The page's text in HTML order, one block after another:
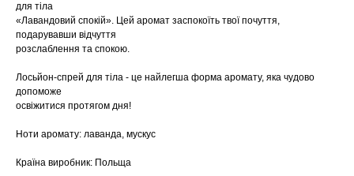
для тіла
«Лавандовий спокій». Цей аромат заспокоїть твої почуття,
подарувавши відчуття
розслаблення та спокою.
Лосьйон-спрей для тіла - це найлегша форма аромату, яка чудово
допоможе
освіжитися протягом дня!
Ноти аромату: лаванда, мускус
Країна виробник: Польща